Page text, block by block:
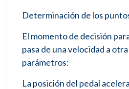
Determinación de los
El momento de decisión
pasa de una velocidad a
parámetros:
La posición del pedal